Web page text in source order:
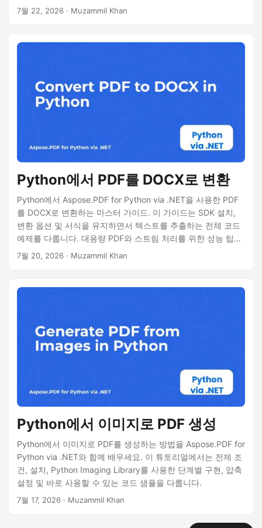
사례를 사용합니다.
7월 22, 2026 · Muzammil Khan
Python에서 PDF를 DOCX로 변환
Python에서 Aspose.PDF for Python via .NET을 사용한 PDF
를 DOCX로 변환하는 마스터 가이드. 이 가이드는 SDK 설치,
변환 옵션 및 서식을 유지하면서 텍스트를 추출하는 전체 코드
예제를 다룹니다. 대용량 PDF와 스트림 처리를 위한 성능 팁을
확인하세요.
7월 20, 2026 · Muzammil Khan
Python에서 이미지로 PDF 생성
Python에서 이미지로 PDF를 생성하는 방법을 Aspose.PDF for
Python via .NET와 함께 배우세요. 이 튜토리얼에서는 전제 조
건, 설치, Python Imaging Library를 사용한 단계별 구현, 압축
설정 및 바로 사용할 수 있는 코드 샘플을 다룹니다.
7월 17, 2026 · Muzammil Khan